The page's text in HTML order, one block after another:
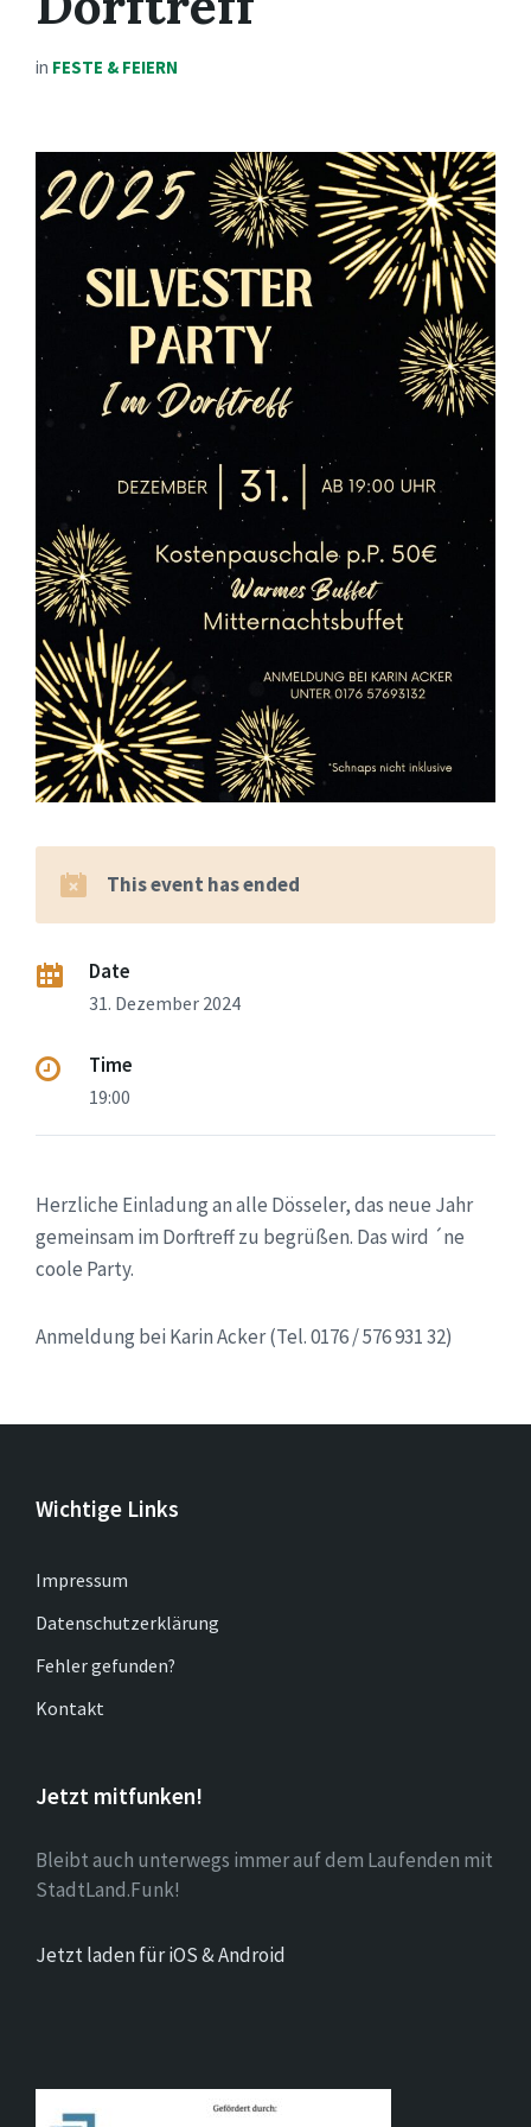
in FESTE & FEIERN
This event has ended
Date
31. Dezember 2024
Time
19:00
Herzliche Einladung an alle Dösseler, das neue Jahr
gemeinsam im Dorftreff zu begrüßen. Das wird ´ne
coole Party.
Anmeldung bei Karin Acker (Tel. 0176 / 576 931 32)
Wichtige Links
Impressum
Datenschutzerklärung
Fehler gefunden?
Kontakt
Jetzt mitfunken!
Bleibt auch unterwegs immer auf dem Laufenden mit
StadtLand.Funk!
Jetzt laden für iOS & Android